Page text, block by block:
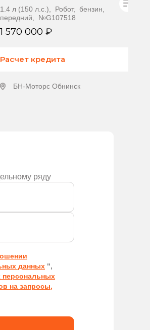
1.4 л (150 л.с.), Робот, бензин,
передний, №G107518
1 570 000 ₽
Расчет кредита
БН-Моторс Обнинск
ряду
данных ",
персональных
на запросы,